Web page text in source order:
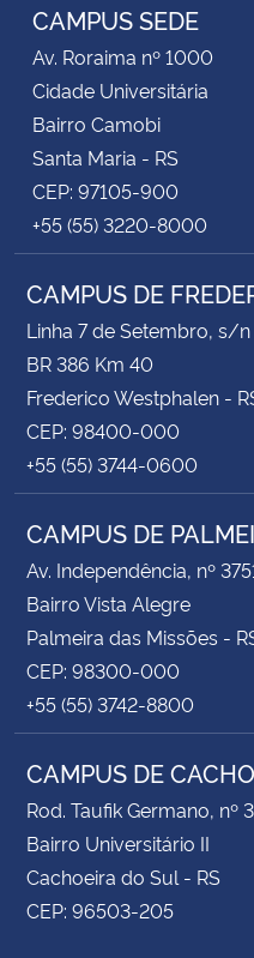
CAMPUS SEDE
Av. Roraima nº 1000
Cidade Universitária
Bairro Camobi
Santa Maria - RS
CEP: 97105-900
+55 (55) 3220-8000
CAMPUS DE
Linha 7 de Setembro, s/n
BR 386 Km 40
Frederico Westphalen -
CEP: 98400-000
+55 (55) 3744-0600
CAMPUS DE
Av. Independência, nº
Bairro Vista Alegre
Palmeira das Missões -
CEP: 98300-000
+55 (55) 3742-8800
CAMPUS DE
Rod. Taufik Germano, nº
Bairro Universitário II
Cachoeira do Sul - RS
CEP: 96503-205